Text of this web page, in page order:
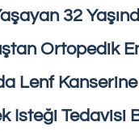
32
Ortopedik
Lenf
Isteği Tedavisi